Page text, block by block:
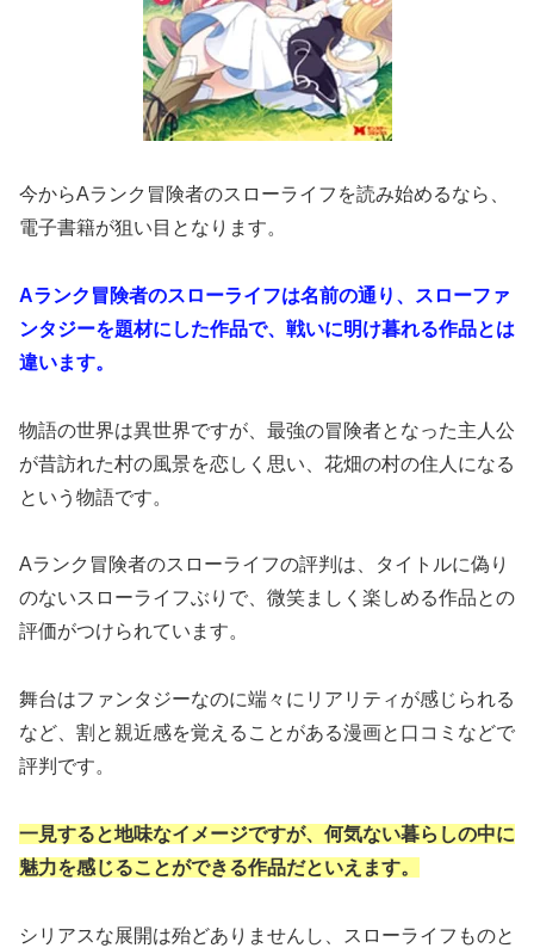
今からAランク冒険者のスローライフを読み始めるなら、
電子書籍が狙い目となります。
Aランク冒険者のスローライフは名前の通り、スローファ
ンタジーを題材にした作品で、戦いに明け暮れる作品とは
違います。
物語の世界は異世界ですが、最強の冒険者となった主人公
が昔訪れた村の風景を恋しく思い、花畑の村の住人になる
という物語です。
Aランク冒険者のスローライフの評判は、タイトルに偽り
のないスローライフぶりで、微笑ましく楽しめる作品との
評価がつけられています。
舞台はファンタジーなのに端々にリアリティが感じられる
など、割と親近感を覚えることがある漫画と口コミなどで
評判です。
一見すると地味なイメージですが、何気ない暮らしの中に
魅力を感じることができる作品だといえます。
シリアスな展開は殆どありませんし、スローライフものと